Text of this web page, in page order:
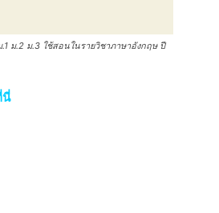
ม.2 ม.3 ใช้สอนในรายวิชาภาษาอังกฤษ ปี
นี่